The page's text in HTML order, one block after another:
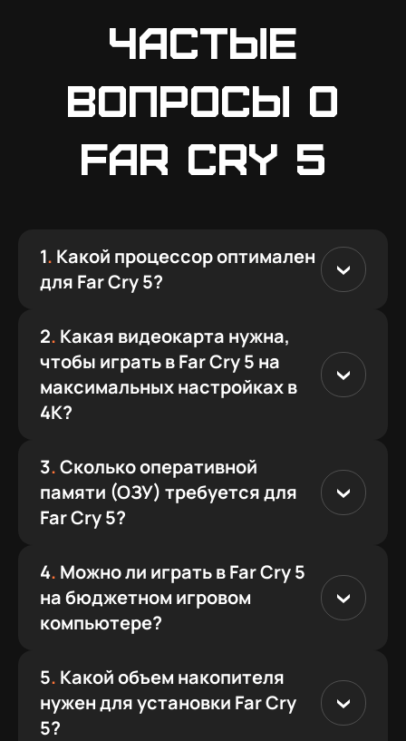
Частые
вопросы о
Far Cry 5
1. Какой процессор оптимален
для Far Cry 5?
2. Какая видеокарта нужна,
чтобы играть в Far Cry 5 на
максимальных настройках в
4K?
3.Сколько оперативной
памяти (ОЗУ) требуется для
Far Cry 5?
4. Можно ли играть в Far Cry 5
на бюджетном игровом
компьютере?
5. Какой объем накопителя
нужен для установки Far Cry
5?